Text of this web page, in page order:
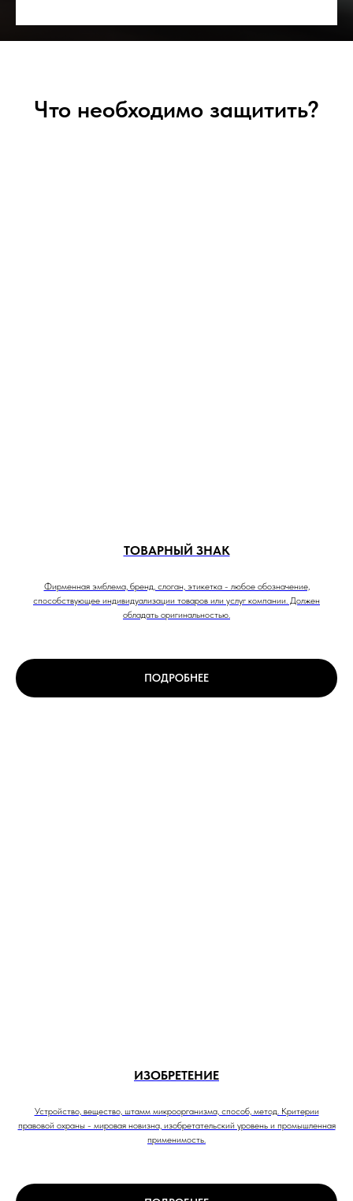
Что необходимо защитить?
ТОВАРНЫЙ ЗНАК
Фирменная эмблема, бренд, слоган, этикетка - любое обозначение,
способствующее индивидуализации товаров или услуг компании. Должен
обладать оригинальностью.
ПОДРОБНЕЕ
ИЗОБРЕТЕНИЕ
Устройство, вещество, штамм микроорганизма, способ, метод. Критерии
правовой охраны - мировая новизна, изобретательский уровень и промышленная
применимость.